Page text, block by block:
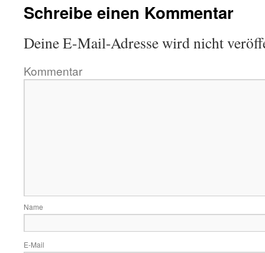
Schreibe einen Kommentar
Deine E-Mail-Adresse wird nicht
Kommentar
Name
E-Mail